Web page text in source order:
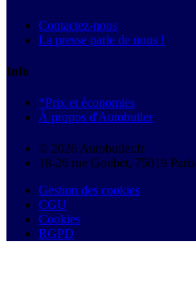
Contactez-nous
La presse parle de nous !
Info
*Prix et économies
À propos d'Autobutler
© 2026 Autobutler.fr
18-26 rue Goubet, 75019 Paris
Gestion des cookies
CGU
Cookies
RGPD